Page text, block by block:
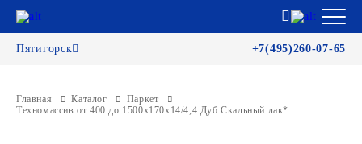
Пятигорск +7(495)260-07-65
Главная Каталог
Паркет
Техномассив от 400 до 1500х170х14/4,4 Дуб Скальный лак*